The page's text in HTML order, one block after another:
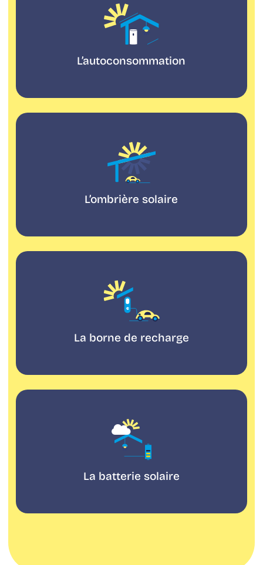
L’autoconsommation
L’ombrière solaire
de
La borne de recharge
solaire
La batterie solaire